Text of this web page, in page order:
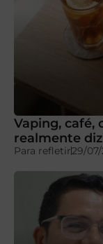
Vaping, café,
realmente
Para refletir29/